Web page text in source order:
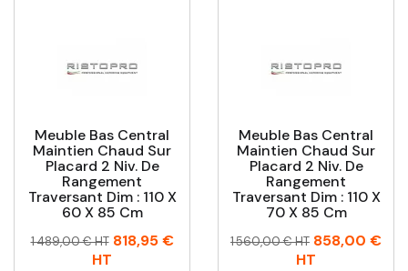
Meuble Bas Central
Maintien Chaud Sur
Placard 2 Niv. De
Rangement
Traversant Dim : 110 X
60 X 85 Cm
Prix
Prix
1 489,00 € HT 818,95 €
HT
Meuble Bas Central
Maintien Chaud Sur
Placard 2 Niv. De
Rangement
Traversant Dim : 110 X
70 X 85 Cm
Prix
Prix
1 560,00 € HT 858,00 €
HT